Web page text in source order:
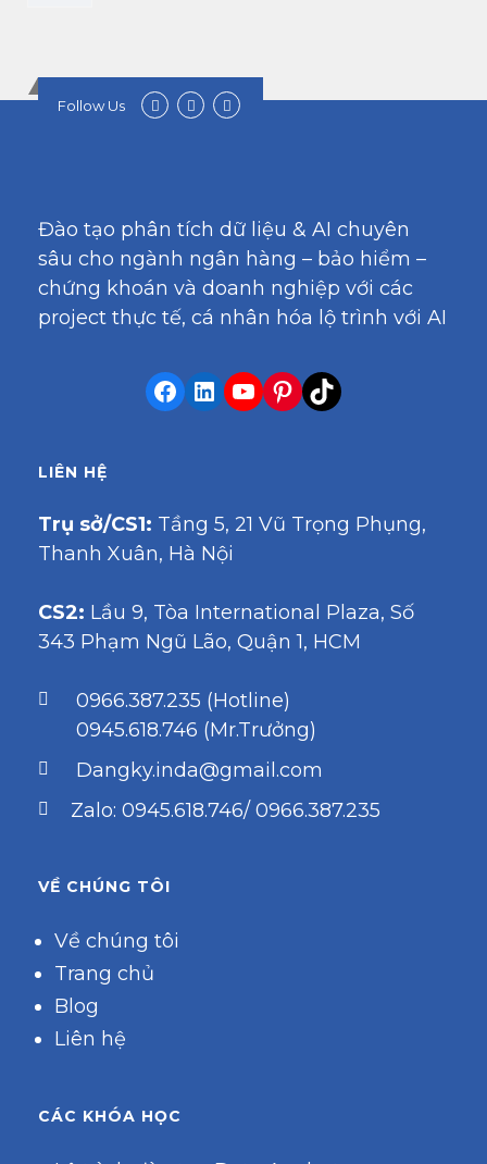
Follow Us
Đào tạo phân tích dữ liệu & AI chuyên
sâu cho ngành ngân hàng – bảo hiểm –
chứng khoán và doanh nghiệp với các
project thực tế, cá nhân hóa lộ trình với AI
LIÊN HỆ
Trụ sở/CS1: Tầng 5, 21 Vũ Trọng Phụng,
Thanh Xuân, Hà Nội
CS2: Lầu 9, Tòa International Plaza, Số
343 Phạm Ngũ Lão, Quận 1, HCM
0966.387.235 (Hotline)
0945.618.746 (Mr.Trưởng)
Dangky.inda@gmail.com
Zalo: 0945.618.746/ 0966.387.235
VỀ CHÚNG TÔI
Về chúng tôi
Trang chủ
Blog
Liên hệ
CÁC KHÓA HỌC